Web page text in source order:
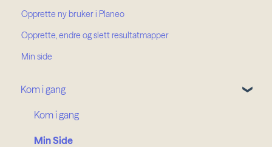
Opprette ny bruker i Planeo
Opprette, endre og slett resultatmapper
Min side
Kom i gang
Kom i gang
Min Side